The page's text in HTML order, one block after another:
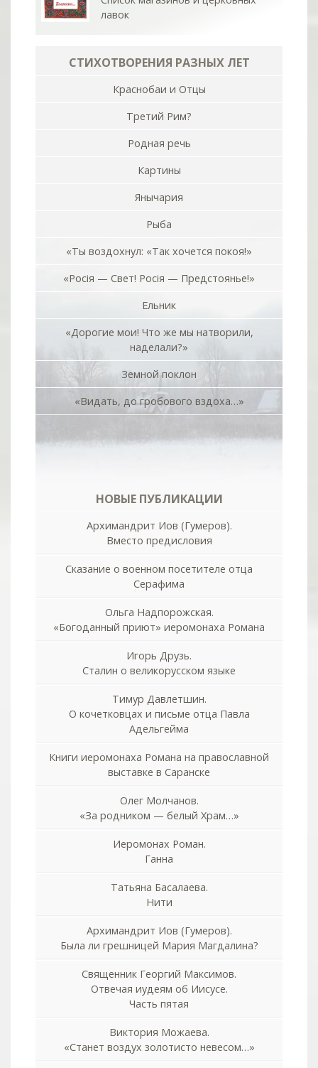
лавок
СТИХОТВОРЕНИЯ РАЗНЫХ ЛЕТ
Краснобаи и Отцы
Третий Рим?
Родная речь
Картины
Янычария
Рыба
«Ты воздохнул: «Так хочется покоя!»
«Росiя — Свет! Росiя — Предстоянье!»
Ельник
«Дорогие мои! Что же мы натворили,
наделали?»
Земной поклон
«Видать, до гробового вздоха…»
НОВЫЕ ПУБЛИКАЦИИ
Архимандрит Иов (Гумеров).
Вместо предисловия
Сказание о военном посетителе отца
Серафима
Ольга Надпорожская.
«Богоданный приют» иеромонаха Романа
Игорь Друзь.
Сталин о великорусском языке
Тимур Давлетшин.
О кочетковцах и письме отца Павла
Адельгейма
Книги иеромонаха Романа на православной
выставке в Саранске
Олег Молчанов.
«За родником — белый Храм…»
Иеромонах Роман.
Ганна
Татьяна Басалаева.
Нити
Архимандрит Иов (Гумеров).
Была ли грешницей Мария Магдалина?
Священник Георгий Максимов.
Отвечая иудеям об Иисусе.
Часть пятая
Виктория Можаева.
«Станет воздух золотисто невесом…»